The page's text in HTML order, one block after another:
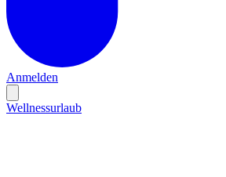
Anmelden
Wellnessurlaub